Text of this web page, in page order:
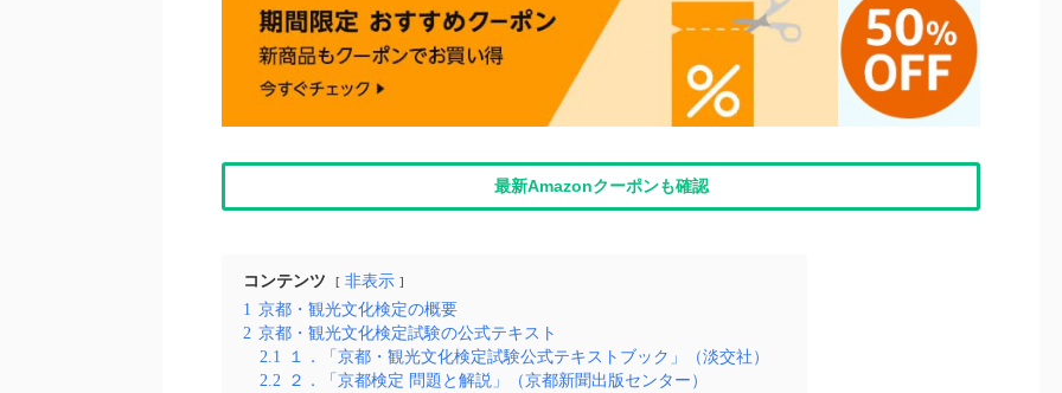
最新Amazonクーポンも確認
コンテンツ
非表示
1 京都・観光文化検定の概要
2 京都・観光文化検定試験の公式テキスト
2.1
１．「京都・観光文化検定試験公式テキストブック」（淡交社）
2.2
２．「京都検定 問題と解説」（京都新聞出版センター）